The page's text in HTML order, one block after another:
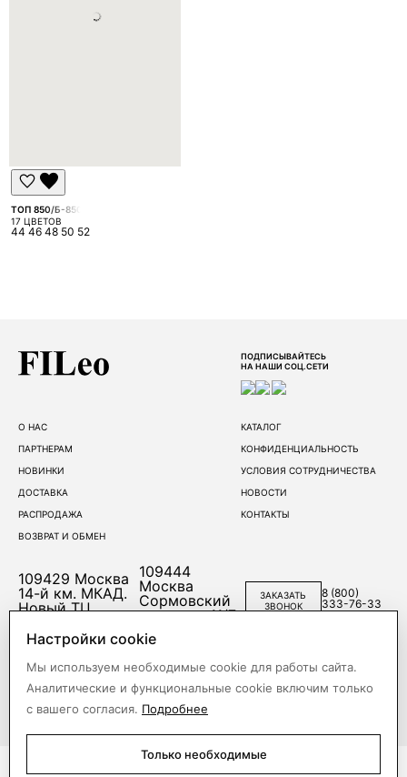
ТОП 850/Б-850
17 ЦВЕТОВ
44 46 48 50 52
ПОДПИСЫВАЙТЕСЬ
НА НАШИ СОЦ.СЕТИ
О НАС
КАТАЛОГ
ПАРТНЕРАМ
КОНФИДЕНЦИАЛЬНОСТЬ
НОВИНКИ
УСЛОВИЯ СОТРУДНИЧЕСТВА
ДОСТАВКА
НОВОСТИ
РАСПРОДАЖА
КОНТАКТЫ
ВОЗВРАТ И ОБМЕН
8 (800)
333-76-33
ЗАКАЗАТЬ
ЗВОНОК
109444
Москва
Сормовский
проезд, д.11/7,
стр.1
109429 Москва
14-й км. МКАД.
Новый ТЦ
©2003-2026 FILEO. Все права защищены. Оптовый интернет-
Настройки cookie
Мы используем необходимые cookie для работы сайта.
Аналитические и функциональные cookie включим только
с вашего согласия. Подробнее
Только необходимые